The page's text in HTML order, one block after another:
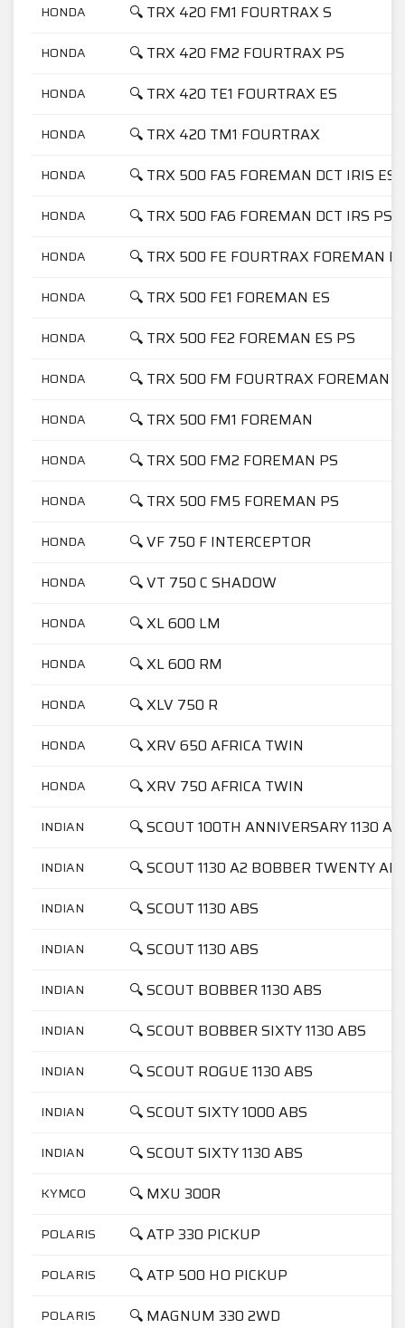
HONDA 🔍 TRX 420 FM1 FOURTRAX S
HONDA 🔍 TRX 420 FM2 FOURTRAX PS
HONDA 🔍 TRX 420 TE1 FOURTRAX ES
HONDA 🔍 TRX 420 TM1 FOURTRAX
HONDA 🔍 TRX 500 FA5 FOREMAN DCT IRIS ESP
HONDA 🔍 TRX 500 FA6 FOREMAN DCT IRS PS
HONDA 🔍 TRX 500 FE FOURTRAX FOREMAN
HONDA 🔍 TRX 500 FE1 FOREMAN ES
HONDA 🔍 TRX 500 FE2 FOREMAN ES PS
HONDA 🔍 TRX 500 FM FOURTRAX FOREMAN
HONDA 🔍 TRX 500 FM1 FOREMAN
HONDA 🔍 TRX 500 FM2 FOREMAN PS
HONDA 🔍 TRX 500 FM5 FOREMAN PS
HONDA 🔍 VF 750 F INTERCEPTOR
HONDA 🔍 VT 750 C SHADOW
HONDA 🔍 XL 600 LM
HONDA 🔍 XL 600 RM
HONDA 🔍 XLV 750 R
HONDA 🔍 XRV 650 AFRICA TWIN
HONDA 🔍 XRV 750 AFRICA TWIN
INDIAN 🔍 SCOUT 100TH ANNIVERSARY 1130
INDIAN 🔍 SCOUT 1130 A2 BOBBER TWENTY
INDIAN 🔍 SCOUT 1130 ABS
INDIAN 🔍 SCOUT 1130 ABS
INDIAN 🔍 SCOUT BOBBER 1130 ABS
INDIAN 🔍 SCOUT BOBBER SIXTY 1130 ABS
INDIAN 🔍 SCOUT ROGUE 1130 ABS
INDIAN 🔍 SCOUT SIXTY 1000 ABS
INDIAN 🔍 SCOUT SIXTY 1130 ABS
KYMCO 🔍 MXU 300R
POLARIS 🔍 ATP 330 PICKUP
POLARIS 🔍 ATP 500 HO PICKUP
POLARIS 🔍 MAGNUM 330 2WD